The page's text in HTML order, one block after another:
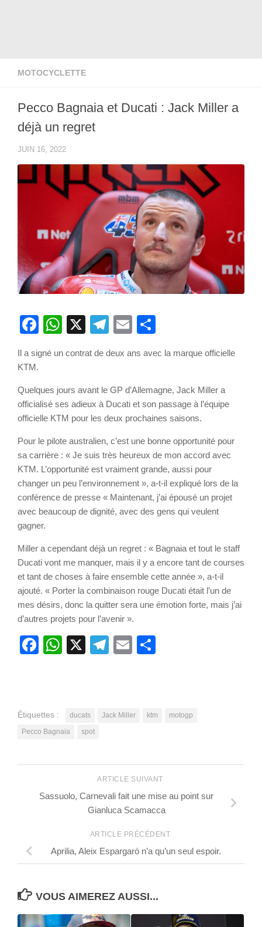
MOTOCYCLETTE
Pecco Bagnaia et Ducati : Jack Miller a
déjà un regret
JUIN 16, 2022
Facebook
WhatsApp
X Telegram
Email
Il a signé un contrat de deux ans avec la marque officielle
KTM.
Quelques jours avant le GP d’Allemagne, Jack Miller a
officialisé ses adieux à Ducati et son passage à l’équipe
officielle KTM pour les deux prochaines saisons.
Pour le pilote australien, c’est une bonne opportunité pour
sa carrière : « Je suis très heureux de mon accord avec
KTM. L’opportunité est vraiment grande, aussi pour
changer un peu l’environnement », a-t-il expliqué lors de la
conférence de presse « Maintenant, j’ai épousé un projet
avec beaucoup de dignité, avec des gens qui veulent
gagner.
Miller a cependant déjà un regret : « Bagnaia et tout le staff
Ducati vont me manquer, mais il y a encore tant de courses
et tant de choses à faire ensemble cette année », a-t-il
ajouté. « Porter la combinaison rouge Ducati était l’un de
mes désirs, donc la quitter sera une émotion forte, mais j’ai
d’autres projets pour l’avenir ».
Facebook
WhatsApp
X Telegram
Email
Étiquettes : ducats Jack Miller ktm
motogp
Pecco Bagnaia
spot
ARTICLE SUIVANT
Sassuolo, Carnevali fait une mise au point sur
Gianluca Scamacca
ARTICLE PRÉCÉDENT
Aprilia, Aleix Espargaró n’a qu’un seul espoir.
VOUS AIMEREZ AUSSI...